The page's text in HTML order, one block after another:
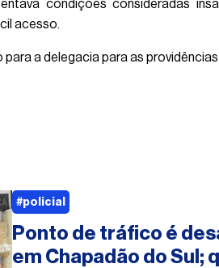
condições consideradas
acesso.
a delegacia para as providências
Ponto de tráfico é
em Chapadão do Sul;
#policial